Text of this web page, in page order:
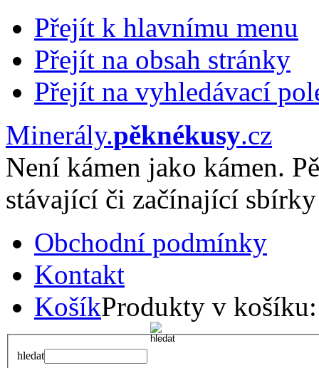
Přejít k hlavnímu menu
Přejít na obsah stránky
Přejít na vyhledávací
Minerály.pěknékusy.cz
Není kámen jako kámen.
stávající či začínající
Obchodní podmínky
Kontakt
KošíkProdukty v
hledat